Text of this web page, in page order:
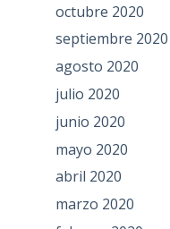
octubre 2020
septiembre 2020
agosto 2020
julio 2020
junio 2020
mayo 2020
abril 2020
marzo 2020